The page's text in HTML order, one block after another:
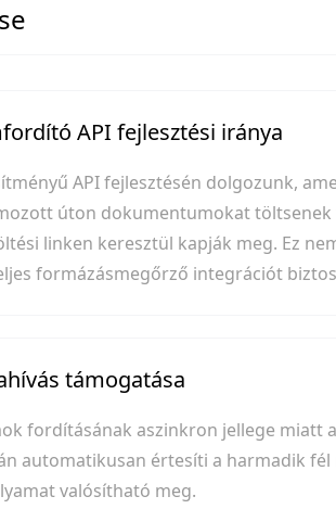
API fejlesztési iránya
API fejlesztésén dolgozunk,
úton dokumentumokat
linken keresztül kapják meg. Ez
formázásmegőrző integrációt
támogatása
fordításának aszinkron jellege miatt
automatikusan értesíti a harmadik
valósítható meg.